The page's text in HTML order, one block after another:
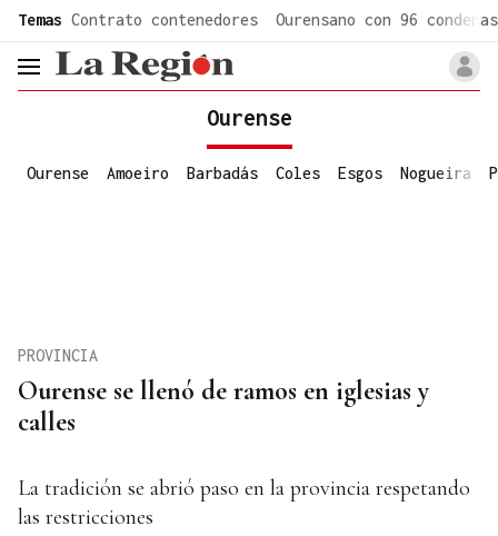
Temas Contrato contenedores Ourensano con 96 condenas
header.menu.open
Ourense
Ourense Amoeiro Barbadás Coles Esgos Nogueira
Ourense se llenó de ramos en iglesias y
calles
PROVINCIA
La tradición se abrió paso en la provincia respetando
las restricciones